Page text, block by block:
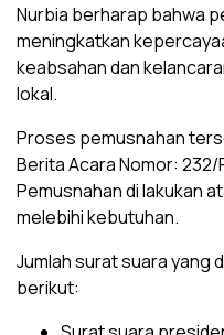
Nurbia berharap bahwa
meningkatkan
keabsahan dan
lokal.
Proses pemusnahan
Berita Acara Nomor:
Pemusnahan di lakukan
melebihi kebutuhan.
Jumlah surat suara yang
berikut: